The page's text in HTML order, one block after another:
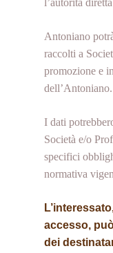
l’autorità
Antoniano
raccolti a
promozione e
dell’Antoniano.
I dati
Società e/o
specifici
normativa
accesso,
dei